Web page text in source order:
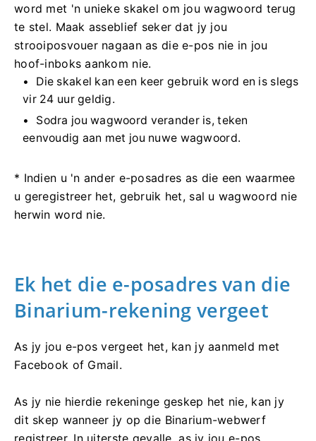
word met 'n unieke skakel om jou wagwoord terug
te stel. Maak asseblief seker dat jy jou
strooiposvouer nagaan as die e-pos nie in jou
hoof-inboks aankom nie.
Die skakel kan een keer gebruik word en is slegs
vir 24 uur geldig.
Sodra jou wagwoord verander is, teken
eenvoudig aan met jou nuwe wagwoord.
* Indien u 'n ander e-posadres as die een waarmee
u geregistreer het, gebruik het, sal u wagwoord nie
herwin word nie.
Ek het die e-posadres van die
Binarium-rekening vergeet
As jy jou e-pos vergeet het, kan jy aanmeld met
Facebook of Gmail.
As jy nie hierdie rekeninge geskep het nie, kan jy
dit skep wanneer jy op die Binarium-webwerf
registreer. In uiterste gevalle, as jy jou e-pos